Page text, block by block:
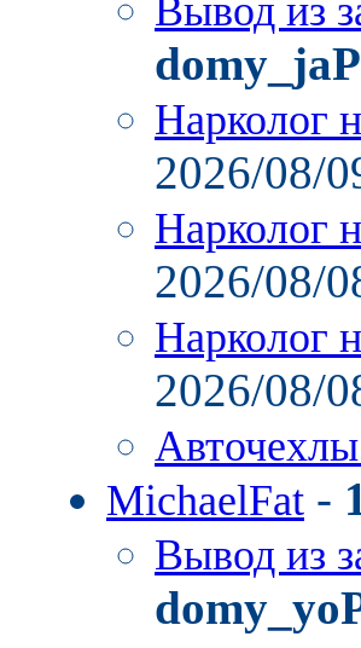
Вывод из
Нарколог
2026/08/
Нарколог
2026/08/
Нарколог
2026/08/
MichaelFat -
Вывод из